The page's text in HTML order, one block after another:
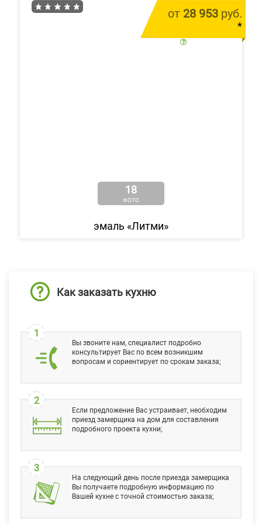
18
ФОТО
от 28 953 руб.
*
эмаль «Литми»
Как заказать кухню
1
Вы звоните нам, специалист подробно
консультирует Вас по всем возникшим
вопросам и сориентирует по срокам заказа;
2
Если предложение Вас устраивает, необходим
приезд замерщика на дом для составления
подробного проекта кухни;
3
На следующий день после приезда замерщика
Вы получаете подробную информацию по
Вашей кухне с точной стоимостью заказа;